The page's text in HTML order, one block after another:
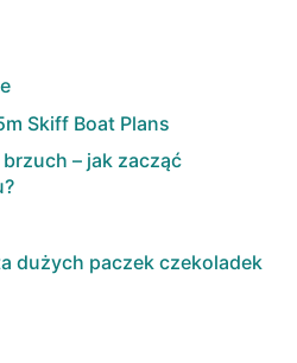
Skiff Boat Plans
– jak zacząć
dużych paczek czekoladek